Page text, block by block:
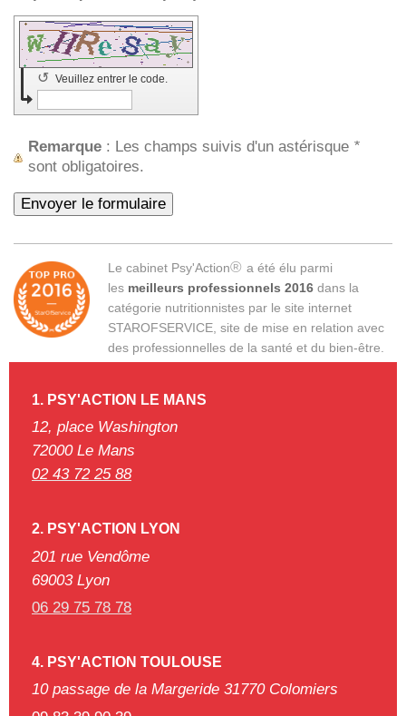
Veuillez entrer le code.
↺
Remarque : Les champs suivis d'un astérisque *
sont obligatoires.
Le cabinet Psy'Action® a été élu parmi
les meilleurs professionnels 2016 dans la
catégorie nutritionnistes par le site internet
STAROFSERVICE, site de mise en relation avec
des professionnelles de la santé et du bien-être.
1. PSY'ACTION LE MANS
12, place Washington
72000 Le Mans
02 43 72 25 88
2. PSY'ACTION LYON
201 rue Vendôme
69003 Lyon
06 29 75 78 78
4. PSY'ACTION TOULOUSE
10 passage de la Margeride 31770 Colomiers